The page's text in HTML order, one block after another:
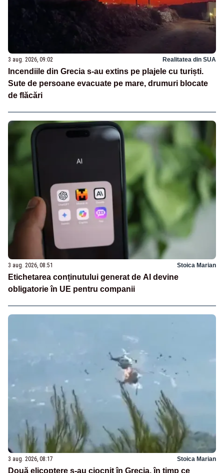
3 aug. 2026, 09:02 Realitatea din SUA
Incendiile din Grecia s-au extins pe plajele cu turiști.
Sute de persoane evacuate pe mare, drumuri blocate
de flăcări
3 aug. 2026, 08:51 Stoica Marian
Etichetarea conținutului generat de AI devine
obligatorie în UE pentru companii
3 aug. 2026, 08:17 Stoica Marian
Două elicoptere s-au ciocnit în Grecia, în timp ce